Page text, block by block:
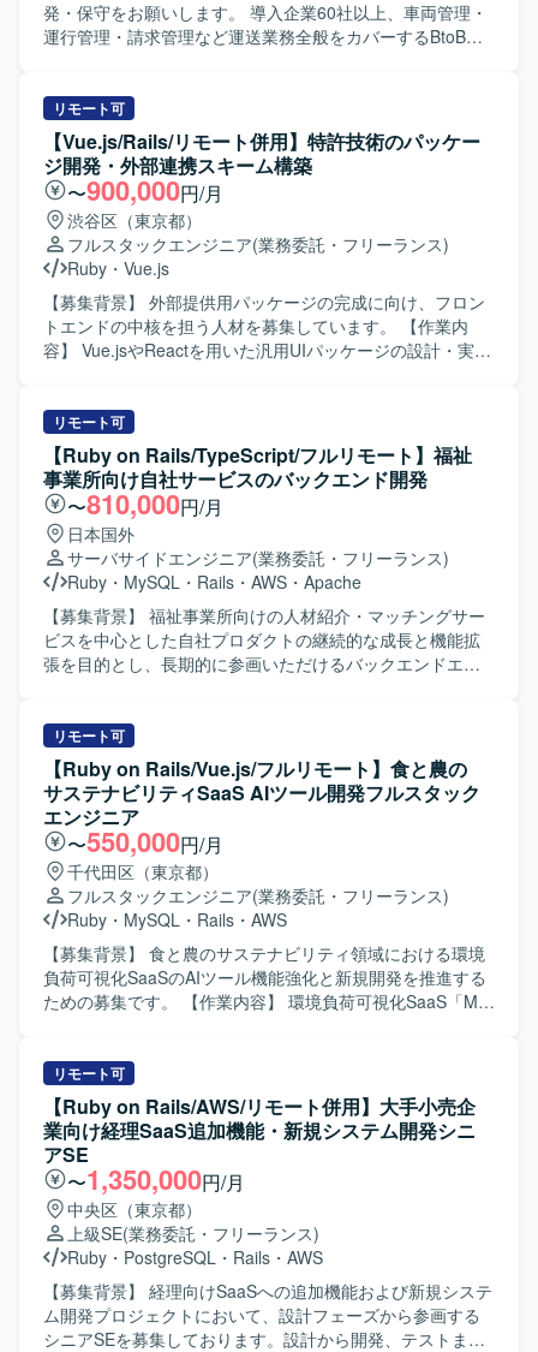
発・保守をお願いします。 導入企業60社以上、車両管理・
運行管理・請求管理など運送業務全般をカバーするBtoB
す。 既存機能の改善・バグ修正を行います。 コードレビュ
ー、テスト整備を行います。 PMI（事業譲渡後の統合）に
伴うシステム改善を行います。 【開発環境】 フレームワー
ク : Ruby 3.2 / Rails 7.1 フロントエンド : React 18 /
TypeScript 5.1 / Apollo Client (GraphQL) デザインツール：
Figma など データベース : Amazon RDS インフラ : AWS
(ECS) バージョン管理 : Git/GitHub コミュニケーション/タ
スク管理 : Slack, Google Meet, Notion を利用しています。
リモート可
【Vue.js/Rails/リモート併用】特許技術のパッケー
ジ開発・外部連携スキーム構築
〜900,000円/月
渋谷区（東京都）
フルスタックエンジニア(業務委託・フリーランス)
Ruby ・ Vue.js
【募集背景】 外部提供用パッケージの完成に向け、フロン
トエンドの中核を担う人材を募集しています。 【作業内
容】 Vue.jsやReactを用いた汎用UIパッケージの設計・実装
ブラウザなど多様な動作環境で安定稼働するフロントエン
ドを構築します。 【求める人物像】 フロントエンド開発を
起点に、システム全体の仕組みづくりに主体的に取り組め
る方を求めています。 【ポジションの魅力】 大手ポイント
発行企業へ自社開発の特許エンジンをパッケージ提供する
経験を積めます。画面開発にとどまらず、スキーマ設計や
バックエンド実装まで一貫して携われます。 【開発環境】
Vue.js、React、Ruby on Railsを使用します。Claude
Code、GitHub Copilot、CodexなどのAIツールを活用した開
発環境です。
リモート可
【Ruby on Rails/TypeScript/フルリモート】福祉
事業所向け自社サービスのバックエンド開発
〜810,000円/月
日本国外
サーバサイドエンジニア(業務委託・フリーランス)
Ruby ・ MySQL ・ Rails ・ AWS ・ Apache
【募集背景】 福祉事業所向けの人材紹介・マッチングサー
ビスを中心とした自社プロダクトの継続的な成長と機能拡
張を目的とし、長期的に参画いただけるバックエンドエン
開発をご担当いただきます。人材紹介・マッチングサービ
スの開発チームに所属し、インターネットサービスの顧客
価値向上を目的とした開発や、社内基幹業務システムの業
務生産性向上のための開発など、多岐にわたる開発案件に
携わっていただきます。 5年近い歴史のあるプロダクトのた
め、既存の開発基盤や組織風土をキャッチアップいただき
つつ、プロダクト開発に参画していただきます。 フルサイ
クル型のプロダクト開発現場として、数人月単位のプロジ
ェクトにおける要件定義〜設計〜実装〜テストまでの各工
程を、計画策定から一貫してご担当いただきます。 また、
アーキテクチャ選定やパフォーマンス改善などの技術的な
判断において、自ら根拠を持って意思決定し、若手メンバ
長期的に参画いただける方を求めております。複数のエン
ジニア、PdM、デザイナーと密に協働しながら開発を進め
る環境のため、コラボレーションとコミュニケーションを
大切にし、自発的に周囲と連携しながら課題解決に取り組
める方にマッチいたします。 明確なアーキテクチャが存在
しない状況でも、業務の背景や全体像を把握したうえで自
ら考えて推進できる方や、各案件について表層的な機能理
解にとどまらず、用いられている技術や直面した課題、そ
の対応策といった思考プロセスまで踏み込んで考えられる
方を歓迎いたします。 【ポジションの魅力】 グロース型の
小規模案件が多く、事業やプロダクトへの理解を深めなが
ら、継続的な改善や機能追加を通じてユーザー価値の向上
リモート可
【Ruby on Rails/Vue.js/フルリモート】食と農の
サステナビリティSaaS AIツール開発フルスタック
エンジニア
〜550,000円/月
千代田区（東京都）
フルスタックエンジニア(業務委託・フリーランス)
Ruby ・ MySQL ・ Rails ・ AWS
【募集背景】 食と農のサステナビリティ領域における環境
負荷可視化SaaSのAIツール機能強化と新規開発を推進する
ための募集です。 【作業内容】 環境負荷可視化SaaS「My
Ruby on RailsおよびVue.jsを用いた自社プロダクト・AIツ
ールのフロントエンドおよびバックエンド開発を担当し、
クライアントの声を直接反映させる形で商品の改良設計を
進めていただきます。GCP（Vertex AI等）やAIコーディン
グツールを組み合わせた先進的なAI機能の実装に携わり、3
～5人程度のチームでアジャイルな機能開発およびコード管
理・プロジェクト推進を行っていただきます。要件定義か
ら基本設計、詳細設計、実装、テスト、運用・保守、プロ
ダクト改良まで一貫して関わっていただきます。 【求める
人物像】 システム全体の設計や仕組みづくり、アーキテク
チャの選定に主体的に挑戦したい方を求めています。新し
いプロダクトを0→1で育てる過程に興味があり、スタート
リモート可
【Ruby on Rails/AWS/リモート併用】大手小売企
業向け経理SaaS追加機能・新規システム開発シニ
アSE
〜1,350,000円/月
中央区（東京都）
上級SE(業務委託・フリーランス)
Ruby ・ PostgreSQL ・ Rails ・ AWS
【募集背景】 経理向けSaaSへの追加機能および新規システ
ム開発プロジェクトにおいて、設計フェーズから参画する
シニアSEを募集しております。設計から開発、テストまで